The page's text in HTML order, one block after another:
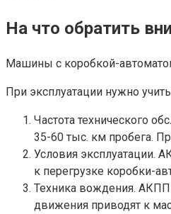
На что обратить
Машины с коробкой-
При эксплуатации нужно
Частота технического
35-60 тыс. км пробега.
Условия эксплуатации.
к перегрузке коробки-
Техника вождения. АКПП
движения приводят к